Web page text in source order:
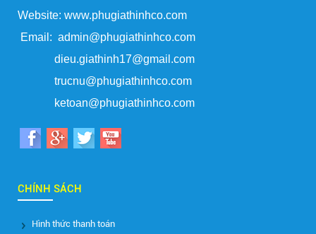
Website: www.phugiathinhco.com
Email: admin@phugiathinhco.com
dieu.giathinh17@gmail.com
trucnu@phugiathinhco.com
ketoan@phugiathinhco.com
CHÍNH SÁCH
Hình thức thanh toán